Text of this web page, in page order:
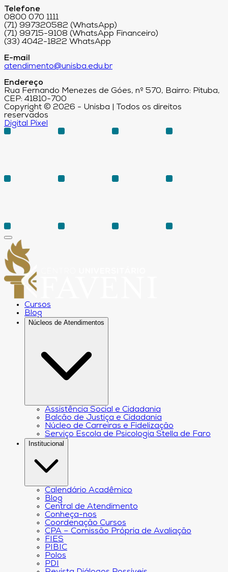
Telefone
0800 070 1111
(71) 997320582 (WhatsApp)
(71) 99715-9108 (WhatsApp Financeiro)
(33) 4042-1822 WhatsApp
E-mail
atendimento@unisba.edu.br
Endereço
Rua Fernando Menezes de Góes, nº 570, Bairro: Pituba,
CEP: 41810-700
Copyright © 2026 - Unisba | Todos os direitos
reservados
Digital Pixel
Cursos
Blog
Núcleos de Atendimentos
Assistência Social e Cidadania
Balcão de Justiça e Cidadania
Núcleo de Carreiras e Fidelização
Serviço Escola de Psicologia Stella de Faro
Institucional
Calendário Acadêmico
Blog
Central de Atendimento
Conheça-nos
Coordenação Cursos
CPA – Comissão Própria de Avaliação
FIES
PIBIC
Polos
PDI